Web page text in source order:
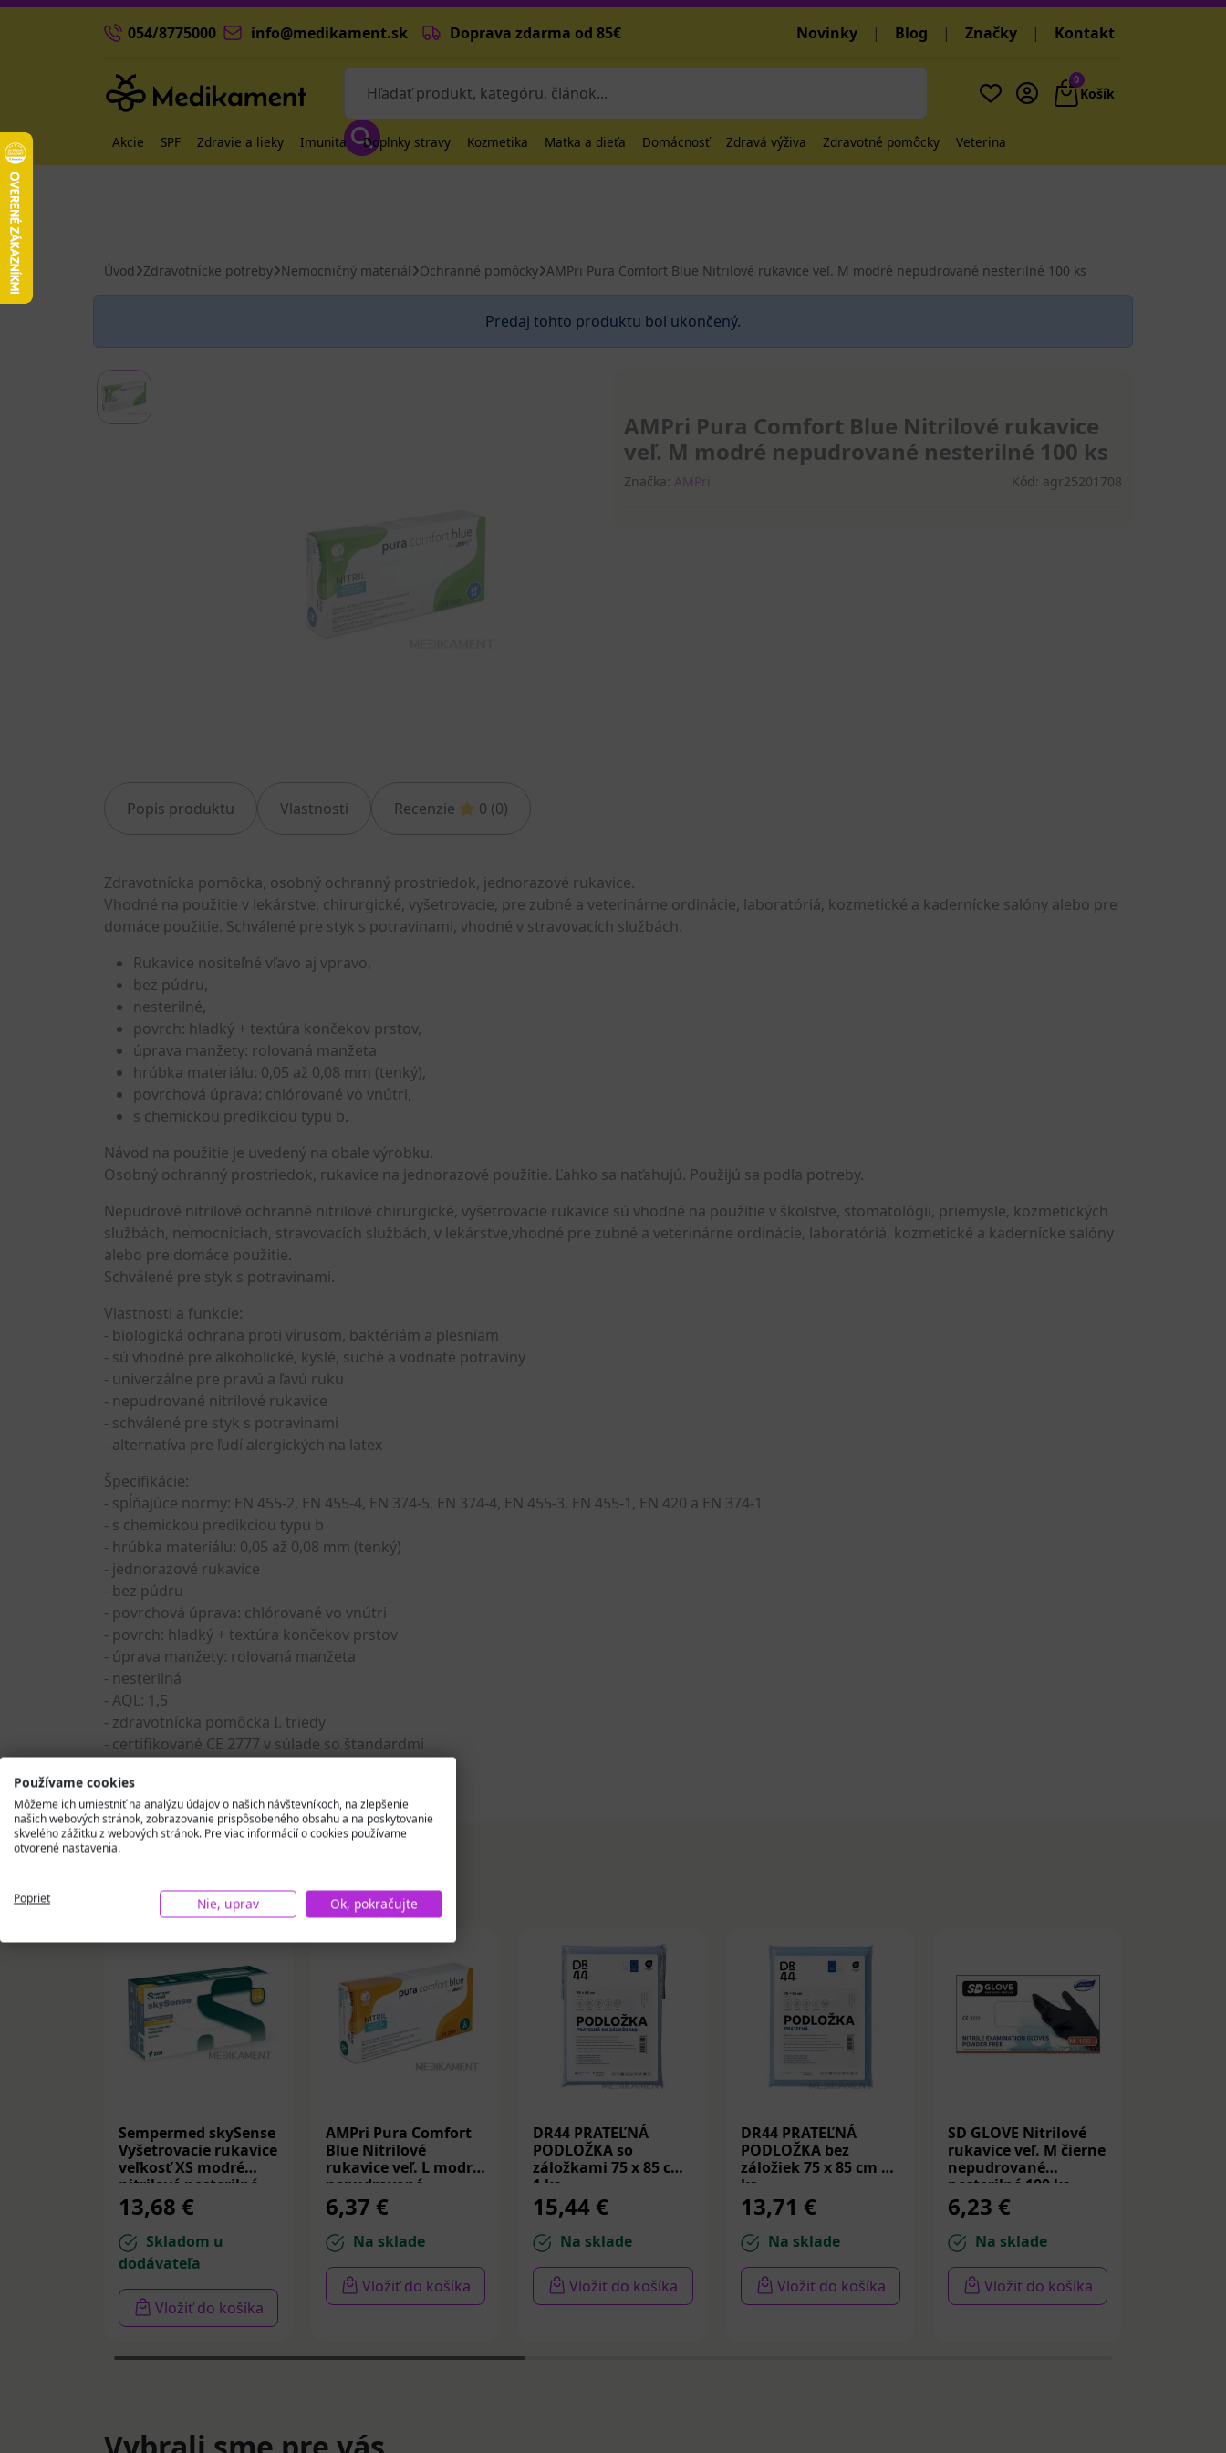
054/8775000 info@medikament.sk Doprava zdarma od 85€ Novinky | Blog | Značky | Kontakt
0
Košík
Akcie SPF Zdravie a lieky Imunita Doplnky stravy Kozmetika Matka a dieťa Domácnosť Zdravá výživa Zdravotné pomôcky Veterina
Úvod Zdravotnícke potreby Nemocničný materiál Ochranné pomôcky AMPri Pura Comfort Blue Nitrilové rukavice veľ. M modré nepudrované nesterilné 100 ks
Predaj tohto produktu bol ukončený.
Popis produktu Vlastnosti Recenzie 0 (0)
AMPri Pura Comfort Blue Nitrilové rukavice
veľ. M modré nepudrované nesterilné 100 ks
Značka: AMPri Kód: agr25201708
Zdravotnícka pomôcka, osobný ochranný prostriedok, jednorazové rukavice.
Vhodné na použitie v lekárstve, chirurgické, vyšetrovacie, pre zubné a veterinárne ordinácie, laboratóriá, kozmetické a kadernícke salóny alebo pre
domáce použitie. Schválené pre styk s potravinami, vhodné v stravovacích službách.
Rukavice nositeľné vľavo aj vpravo,
bez púdru,
nesterilné,
povrch: hladký + textúra končekov prstov,
úprava manžety: rolovaná manžeta
hrúbka materiálu: 0,05 až 0,08 mm (tenký),
povrchová úprava: chlórované vo vnútri,
s chemickou predikciou typu b.
Návod na použitie je uvedený na obale výrobku.
Osobný ochranný prostriedok, rukavice na jednorazové použitie. Ľahko sa naťahujú. Použijú sa podľa potreby.
Nepudrové nitrilové ochranné nitrilové chirurgické, vyšetrovacie rukavice sú vhodné na použitie v školstve, stomatológii, priemysle, kozmetických
službách, nemocniciach, stravovacích službách, v lekárstve,vhodné pre zubné a veterinárne ordinácie, laboratóriá, kozmetické a kadernícke salóny
alebo pre domáce použitie.
Schválené pre styk s potravinami.
Vlastnosti a funkcie:
- biologická ochrana proti vírusom, baktériám a plesniam
- sú vhodné pre alkoholické, kyslé, suché a vodnaté potraviny
- univerzálne pre pravú a ľavú ruku
- nepudrované nitrilové rukavice
- schválené pre styk s potravinami
- alternatíva pre ľudí alergických na latex
Špecifikácie:
- spĺňajúce normy: EN 455-2, EN 455-4, EN 374-5, EN 374-4, EN 455-3, EN 455-1, EN 420 a EN 374-1
- s chemickou predikciou typu b
- hrúbka materiálu: 0,05 až 0,08 mm (tenký)
- jednorazové rukavice
- bez púdru
- povrchová úprava: chlórované vo vnútri
- povrch: hladký + textúra končekov prstov
- úprava manžety: rolovaná manžeta
- nesterilná
- AQL: 1,5
- zdravotnícka pomôcka I. triedy
- certifikované CE 2777 v súlade so štandardmi
Podobné produkty
Sempermed skySense
Vyšetrovacie rukavice
veľkosť XS modré
nitrilové nesterilné
200 ks
13,68 €
Skladom u
dodávateľa
Vložiť do košíka
AMPri Pura Comfort
Blue Nitrilové
rukavice veľ. L modré
nepudrované
nesterilné 100 ks
6,37 €
Na sklade
Vložiť do košíka
DR44 PRATEĽNÁ
PODLOŽKA so
záložkami 75 x 85 cm
1 ks
15,44 €
Na sklade
Vložiť do košíka
DR44 PRATEĽNÁ
PODLOŽKA bez
záložiek 75 x 85 cm 1
ks
13,71 €
Na sklade
Vložiť do košíka
SD GLOVE Nitrilové
rukavice veľ. M čierne
nepudrované
nesterilné 100 ks
6,23 €
Na sklade
Vložiť do košíka
Používame cookies
Môžeme ich umiestniť na analýzu údajov o našich návštevníkoch, na zlepšenie
našich webových stránok, zobrazovanie prispôsobeného obsahu a na poskytovanie
skvelého zážitku z webových stránok. Pre viac informácií o cookies používame
otvorené nastavenia.
Poprieť Nie, uprav Ok, pokračujte